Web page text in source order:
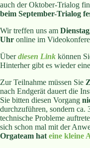
auch der Oktober-Trialog
beim September-Trialog
Wir treffen uns am
Uhr online im
Überdiesen Link können
Hinterher gibt es wieder
Zur Teilnahme müssen Sie
nach Endgerät dauert die
Sie bitten diesen Vorgang
durchzuführen, sondern ca.
technische Probleme
sich schon mal mit der
Orgateam hat eine kleine